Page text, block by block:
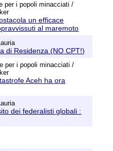
per i popoli minacciati /
un efficace
al maremoto
di Residenza (NO CPT!)
per i popoli minacciati /
Aceh ha ora
dei federalisti globali :